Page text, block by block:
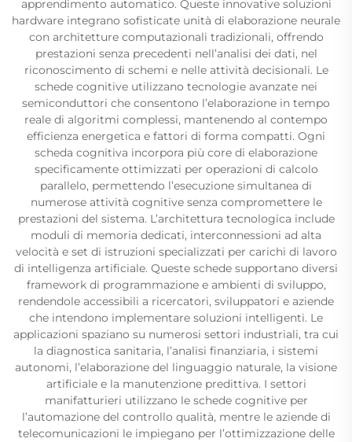
apprendimento automatico. Queste innovative soluzioni
hardware integrano sofisticate unità di elaborazione neurale
con architetture computazionali tradizionali, offrendo
prestazioni senza precedenti nell’analisi dei dati, nel
riconoscimento di schemi e nelle attività decisionali. Le
schede cognitive utilizzano tecnologie avanzate nei
semiconduttori che consentono l’elaborazione in tempo
reale di algoritmi complessi, mantenendo al contempo
efficienza energetica e fattori di forma compatti. Ogni
scheda cognitiva incorpora più core di elaborazione
specificamente ottimizzati per operazioni di calcolo
parallelo, permettendo l’esecuzione simultanea di
numerose attività cognitive senza compromettere le
prestazioni del sistema. L’architettura tecnologica include
moduli di memoria dedicati, interconnessioni ad alta
velocità e set di istruzioni specializzati per carichi di lavoro
di intelligenza artificiale. Queste schede supportano diversi
framework di programmazione e ambienti di sviluppo,
rendendole accessibili a ricercatori, sviluppatori e aziende
che intendono implementare soluzioni intelligenti. Le
applicazioni spaziano su numerosi settori industriali, tra cui
la diagnostica sanitaria, l’analisi finanziaria, i sistemi
autonomi, l’elaborazione del linguaggio naturale, la visione
artificiale e la manutenzione predittiva. I settori
manifatturieri utilizzano le schede cognitive per
l’automazione del controllo qualità, mentre le aziende di
telecomunicazioni le impiegano per l’ottimizzazione delle